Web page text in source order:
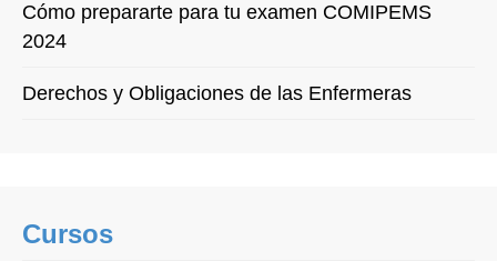
Cómo prepararte para tu examen COMIPEMS
2024
Derechos y Obligaciones de las Enfermeras
Cursos